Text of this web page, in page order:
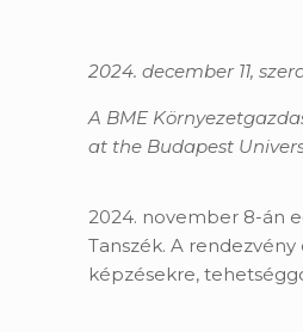
2024. december 11,
A BME
at the Budapest
2024. november 8-án
Tanszék. A
képzésekre,